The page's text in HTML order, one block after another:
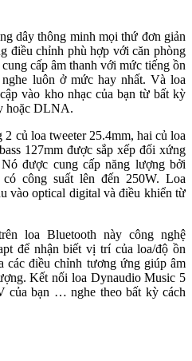
dây thông minh mọi thứ đơn giản
điều chỉnh phù hợp với căn phòng
cấp âm thanh với mức tiếng ồn
luôn ở mức hay nhất. Và loa
vào kho nhạc của bạn từ bất kỳ
hoặc DLNA.
củ loa tweeter 25.4mm, hai củ loa
127mm được sắp xếp đối xứng
được cung cấp năng lượng bởi
công suất lên đến 250W. Loa
vào optical digital và điều khiển từ
loa Bluetooth này công nghệ
để nhận biết vị trí của loa/độ ồn
các điều chỉnh tương ứng giúp âm
Kết nối loa Dynaudio Music 5
của bạn … nghe theo bất kỳ cách